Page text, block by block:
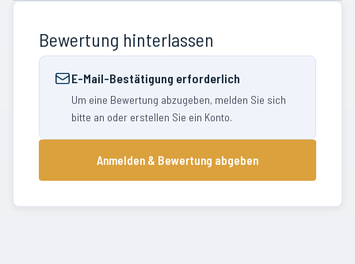
Bewertung hinterlassen
E-Mail-Bestätigung erforderlich
Um eine Bewertung abzugeben, melden Sie sich
bitte an oder erstellen Sie ein Konto.
Anmelden & Bewertung abgeben